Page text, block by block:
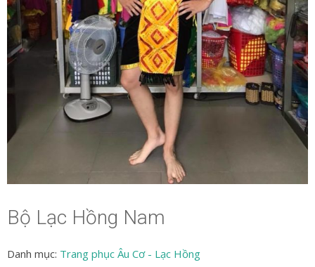
Bộ Lạc Hồng Nam
Danh mục: Trang phục Âu Cơ - Lạc Hồng